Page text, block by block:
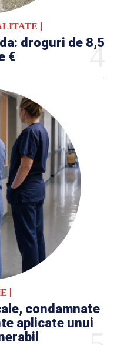
droguri de 8,5
€
condamnate
aplicate unui